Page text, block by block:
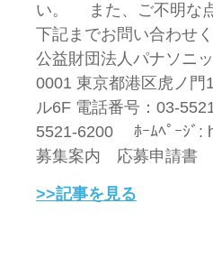
い。 また、ご不明な点
下記までお問い合わせ
公益財団法人パナソニ
0001 東京都港区虎ノ門
ル6F 電話番号：03-
5521-6200 ﾎｰﾑﾍﾟｰｼﾞ:
募集案内 応募申請書
>>記事を見る